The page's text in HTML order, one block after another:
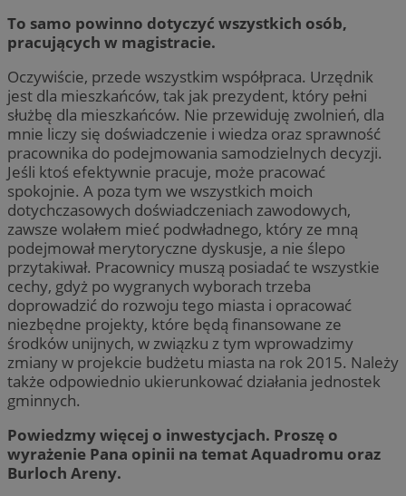
To samo powinno dotyczyć wszystkich osób,
pracujących w magistracie.
Oczywiście, przede wszystkim współpraca. Urzędnik
jest dla mieszkańców, tak jak prezydent, który pełni
służbę dla mieszkańców. Nie przewiduję zwolnień, dla
mnie liczy się doświadczenie i wiedza oraz sprawność
pracownika do podejmowania samodzielnych decyzji.
Jeśli ktoś efektywnie pracuje, może pracować
spokojnie. A poza tym we wszystkich moich
dotychczasowych doświadczeniach zawodowych,
zawsze wolałem mieć podwładnego, który ze mną
podejmował merytoryczne dyskusje, a nie ślepo
przytakiwał. Pracownicy muszą posiadać te wszystkie
cechy, gdyż po wygranych wyborach trzeba
doprowadzić do rozwoju tego miasta i opracować
niezbędne projekty, które będą finansowane ze
środków unijnych, w związku z tym wprowadzimy
zmiany w projekcie budżetu miasta na rok 2015. Należy
także odpowiednio ukierunkować działania jednostek
gminnych.
Powiedzmy więcej o inwestycjach. Proszę o
wyrażenie Pana opinii na temat Aquadromu oraz
Burloch Areny.